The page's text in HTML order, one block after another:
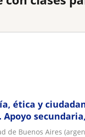
ética y
Apoyo
de Buenos Aires